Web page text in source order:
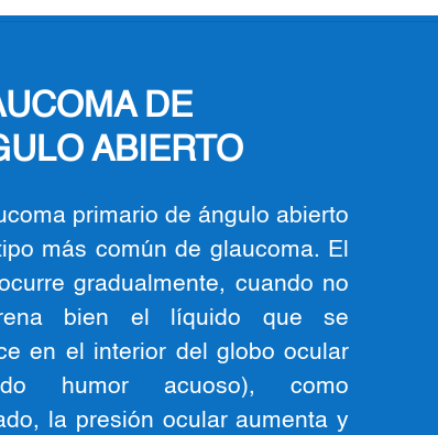
DE
ABIERTO
primario de ángulo abierto
más común de glaucoma. El
gradualmente, cuando no
bien el líquido que se
en el interior del globo ocular
humor acuoso), como
la presión ocular aumenta y